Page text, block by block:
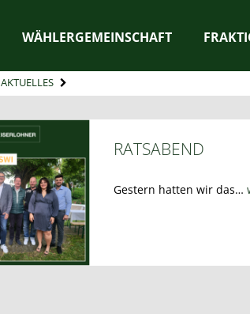
WÄHLERGEMEINSCHAFT
AKTUELLES
RATSABEND
Gestern hatten wir das…